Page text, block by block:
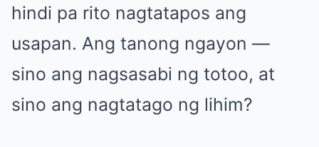
hindi pa rito nagtatapos ang
usapan. Ang tanong ngayon —
sino ang nagsasabi ng totoo, at
sino ang nagtatago ng lihim?